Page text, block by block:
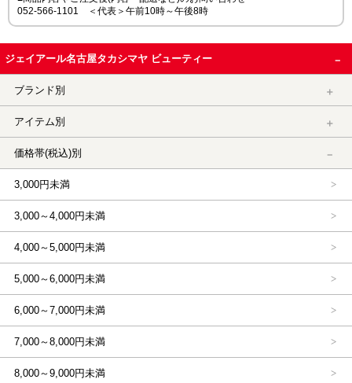
052-566-1101 ＜代表＞午前10時～午後8時
ジェイアール名古屋タカシマヤ ビューティー
ブランド別
アイテム別
価格帯(税込)別
3,000円未満
3,000～4,000円未満
4,000～5,000円未満
5,000～6,000円未満
6,000～7,000円未満
7,000～8,000円未満
8,000～9,000円未満